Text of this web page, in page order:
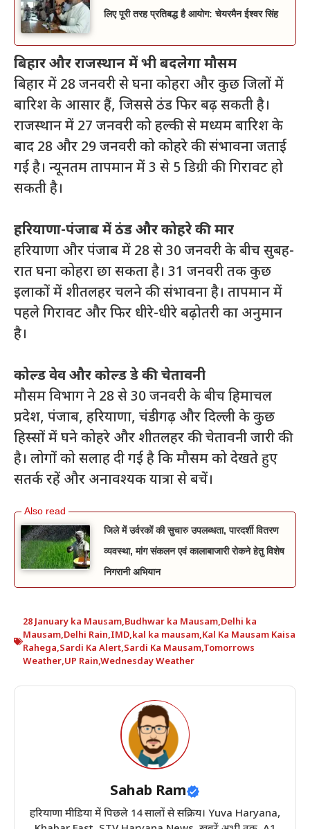
लिए पूरी तरह प्रतिबद्ध है आयोग: चेयरमैन ईश्वर सिंह
बिहार और राजस्थान में भी बदलेगा मौसम
बिहार में 28 जनवरी से घना कोहरा और कुछ जिलों में
बारिश के आसार हैं, जिससे ठंड फिर बढ़ सकती है।
राजस्थान में 27 जनवरी को हल्की से मध्यम बारिश के
बाद 28 और 29 जनवरी को कोहरे की संभावना जताई
गई है। न्यूनतम तापमान में 3 से 5 डिग्री की गिरावट हो
सकती है।
हरियाणा-पंजाब में ठंड और कोहरे की मार
हरियाणा और पंजाब में 28 से 30 जनवरी के बीच सुबह-
रात घना कोहरा छा सकता है। 31 जनवरी तक कुछ
इलाकों में शीतलहर चलने की संभावना है। तापमान में
पहले गिरावट और फिर धीरे-धीरे बढ़ोतरी का अनुमान
है।
कोल्ड वेव और कोल्ड डे की चेतावनी
मौसम विभाग ने 28 से 30 जनवरी के बीच हिमाचल
प्रदेश, पंजाब, हरियाणा, चंडीगढ़ और दिल्ली के कुछ
हिस्सों में घने कोहरे और शीतलहर की चेतावनी जारी की
है। लोगों को सलाह दी गई है कि मौसम को देखते हुए
सतर्क रहें और अनावश्यक यात्रा से बचें।
जिले में उर्वरकों की सुचारु उपलब्धता, पारदर्शी वितरण
व्यवस्था, मांग संकलन एवं कालाबाजारी रोकने हेतु विशेष
निगरानी अभियान
28 January ka Mausam,Budhwar ka Mausam,Delhi ka
Mausam,Delhi Rain,IMD,kal ka mausam,Kal Ka Mausam Kaisa
Rahega,Sardi Ka Alert,Sardi Ka Mausam,Tomorrows
Weather,UP Rain,Wednesday Weather
Sahab Ram
हरियाणा मीडिया में पिछले 14 सालों से सक्रिय। Yuva Haryana,